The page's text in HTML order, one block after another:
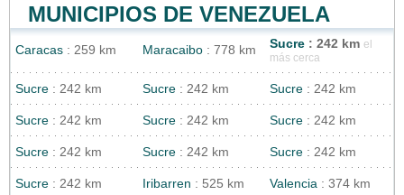
MUNICIPIOS DE VENEZUELA
Caracas : 259 km Maracaibo : 778 km Sucre : 242 km el
más cerca
Sucre : 242 km Sucre : 242 km Sucre : 242 km
Sucre : 242 km Sucre : 242 km Sucre : 242 km
Sucre : 242 km Sucre : 242 km Sucre : 242 km
Sucre : 242 km Iribarren : 525 km Valencia : 374 km